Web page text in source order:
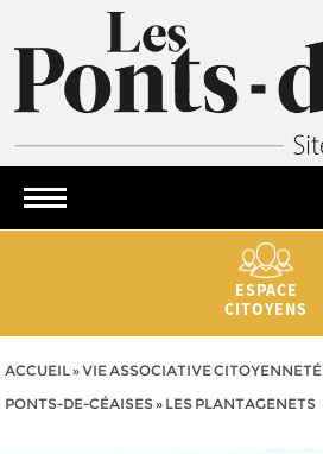
ESPACE
CITOYENS
ACCUEIL»VIE ASSOCIATIVE CITOYENNETÉ
PONTS-DE-CÉAISES» LES PLANTAGENETS